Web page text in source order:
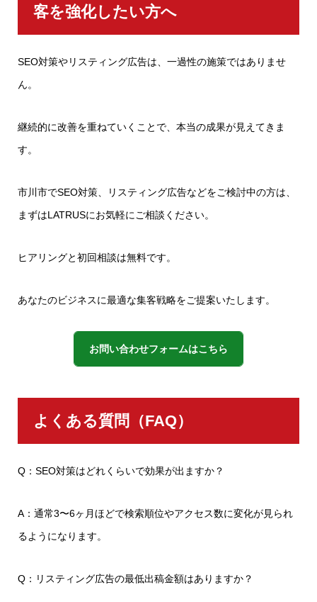
客を強化したい方へ
SEO対策やリスティング広告は、一過性の施策ではありませ
ん。
継続的に改善を重ねていくことで、本当の成果が見えてきま
す。
市川市でSEO対策、リスティング広告などをご検討中の方は、
まずはLATRUSにお気軽にご相談ください。
ヒアリングと初回相談は無料です。
あなたのビジネスに最適な集客戦略をご提案いたします。
お問い合わせフォームはこちら
よくある質問（FAQ）
Q：SEO対策はどれくらいで効果が出ますか？
A：通常3〜6ヶ月ほどで検索順位やアクセス数に変化が見られ
るようになります。
Q：リスティング広告の最低出稿金額はありますか？